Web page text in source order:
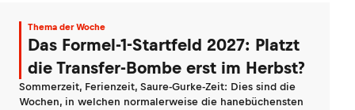
Thema der Woche
Das Formel-1-Startfeld 2027: Platzt
die Transfer-Bombe erst im Herbst?
Sommerzeit, Ferienzeit, Saure-Gurke-Zeit: Dies sind die
Wochen, in welchen normalerweise die hanebüchensten